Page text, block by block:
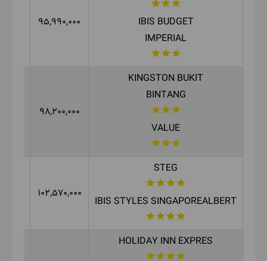
IBIS BUDGET
IMPERIAL
95,990,000
KINGSTON BUKIT
BINTANG
VALUE
98,200,000
STEG
IBIS STYLES SINGAPOREALBERT
102,570,000
HOLIDAY INN EXPRES